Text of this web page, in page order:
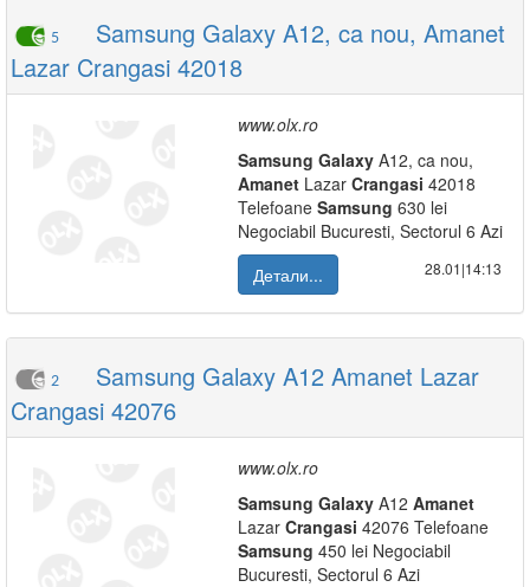
5
Samsung Galaxy A12, ca nou, Amanet
Lazar Crangasi 42018
www.olx.ro
Samsung Galaxy A12, ca nou,
Amanet Lazar Crangasi 42018
Telefoane Samsung 630 lei
Negociabil Bucuresti, Sectorul 6 Azi
Детали...
28.01|14:13
2
Samsung Galaxy A12 Amanet Lazar
Crangasi 42076
www.olx.ro
Samsung Galaxy A12 Amanet
Lazar Crangasi 42076 Telefoane
Samsung 450 lei Negociabil
Bucuresti, Sectorul 6 Azi